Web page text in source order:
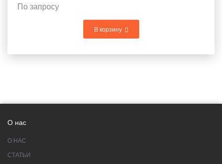
По запросу
В корзину
О нас
О НАС
СТАТЬИ